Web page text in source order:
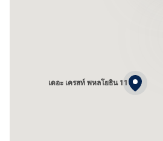
เดอะ เครสท์ พหลโยธิน 11